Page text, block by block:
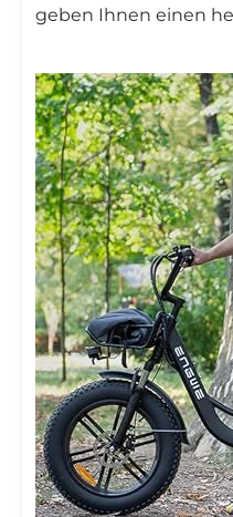
geben Ihnen einen